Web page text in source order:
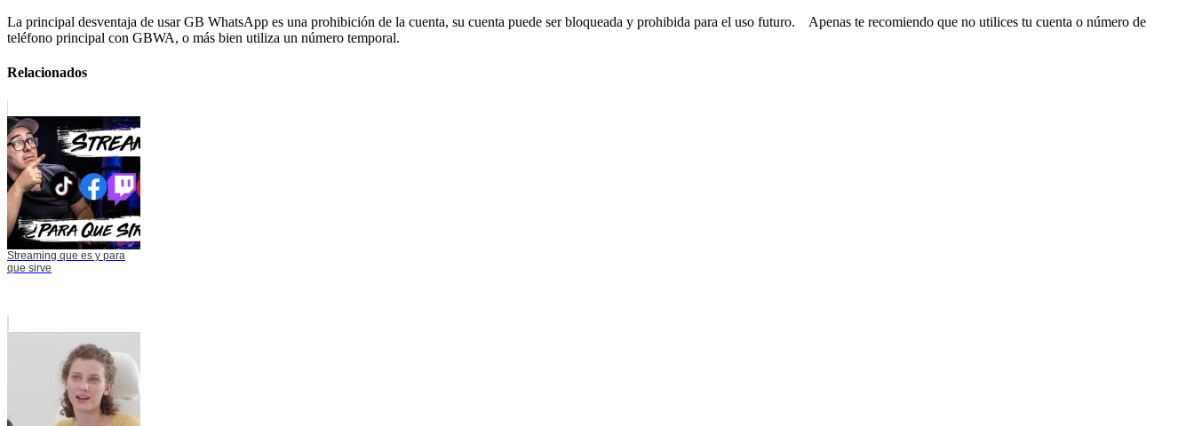
La principal desventaja de usar GB WhatsApp es una prohibición de la cuenta, su cuenta puede ser bloqueada y prohibida para el uso futuro. Apenas te recomiendo que no utilices tu cuenta o número de
teléfono principal con GBWA, o más bien utiliza un número temporal.
Relacionados
Streaming que es y para
que sirve